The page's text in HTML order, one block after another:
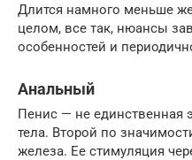
Длится намного меньше
целом, все так, нюансы
особенностей и
Анальный
Пенис — не единственная
тела. Второй по
железа. Ее стимуляция